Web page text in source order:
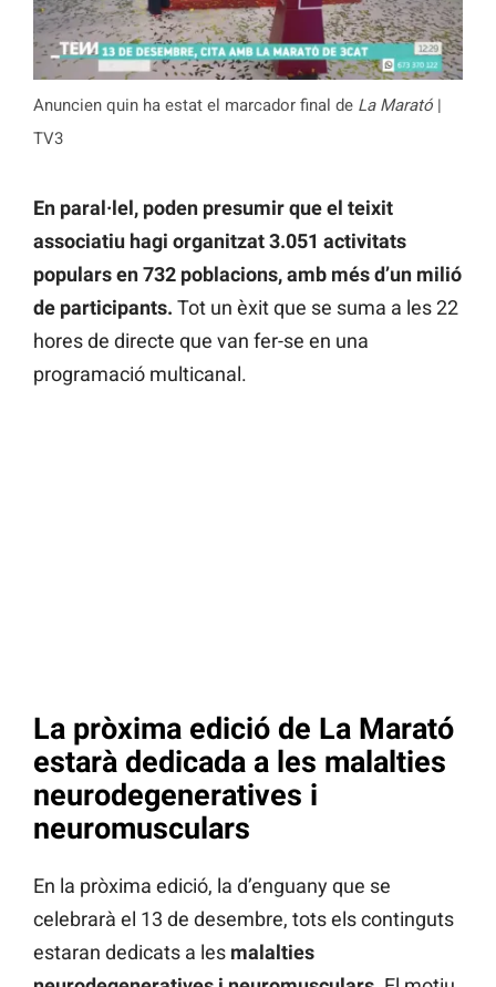
Anuncien quin ha estat el marcador final de La Marató |
TV3
En paral·lel, poden presumir que el teixit
associatiu hagi organitzat 3.051 activitats
populars en 732 poblacions, amb més d’un milió
de participants. Tot un èxit que se suma a les 22
hores de directe que van fer-se en una
programació multicanal.
La pròxima edició de La Marató
estarà dedicada a les malalties
neurodegeneratives i
neuromusculars
En la pròxima edició, la d’enguany que se
celebrarà el 13 de desembre, tots els continguts
estaran dedicats a les malalties